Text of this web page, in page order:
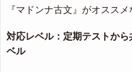
『マドンナ古文』がオススメ
対応レベル：定期テストか
ベル